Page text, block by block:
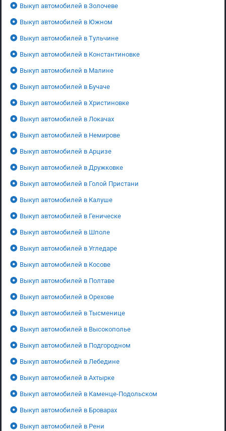
Выкуп автомобилей в Золочеве
Выкуп автомобилей в Южном
Выкуп автомобилей в Тульчине
Выкуп автомобилей в Константиновке
Выкуп автомобилей в Малине
Выкуп автомобилей в Бучаче
Выкуп автомобилей в Христиновке
Выкуп автомобилей в Локачах
Выкуп автомобилей в Немирове
Выкуп автомобилей в Арцизе
Выкуп автомобилей в Дружковке
Выкуп автомобилей в Голой Пристани
Выкуп автомобилей в Калуше
Выкуп автомобилей в Геническе
Выкуп автомобилей в Шполе
Выкуп автомобилей в Угледаре
Выкуп автомобилей в Косове
Выкуп автомобилей в Полтаве
Выкуп автомобилей в Орехове
Выкуп автомобилей в Тысменице
Выкуп автомобилей в Высокополье
Выкуп автомобилей в Подгородном
Выкуп автомобилей в Лебедине
Выкуп автомобилей в Ахтырке
Выкуп автомобилей в Каменце-Подольском
Выкуп автомобилей в Броварах
Выкуп автомобилей в Рени